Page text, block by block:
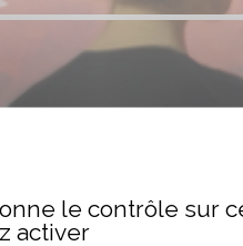
le contrôle sur
activer